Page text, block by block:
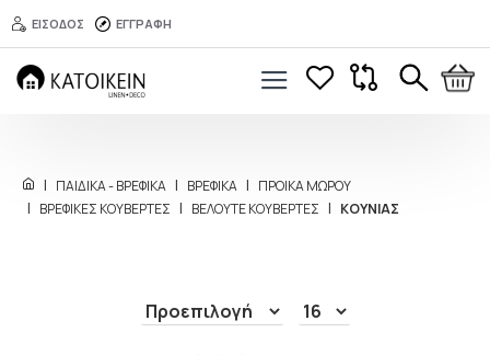
ΕΙΣΟΔΟΣ ΕΓΓΡΑΦΗ
ΠΑΙΔΙΚΑ - ΒΡΕΦΙΚΑ ΒΡΕΦΙΚΑ
ΠΡΟΙΚΑ ΜΩΡΟΥ
ΒΡΕΦΙΚΕΣ ΚΟΥΒΕΡΤΕΣ
ΒΕΛΟΥΤΕ ΚΟΥΒΕΡΤΕΣ ΚΟΥΝΙΑΣ